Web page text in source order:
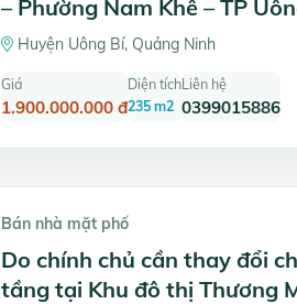
– Phường Nam Khê – TP
Huyện Uông Bí, Quảng Ninh
Giá
1.900.000.000 đ
Diện tích
235 m2
Liên hệ
0399015886
Bán nhà mặt phố
Do chính chủ cần thay đổi
tầng tại Khu đô thị Thương